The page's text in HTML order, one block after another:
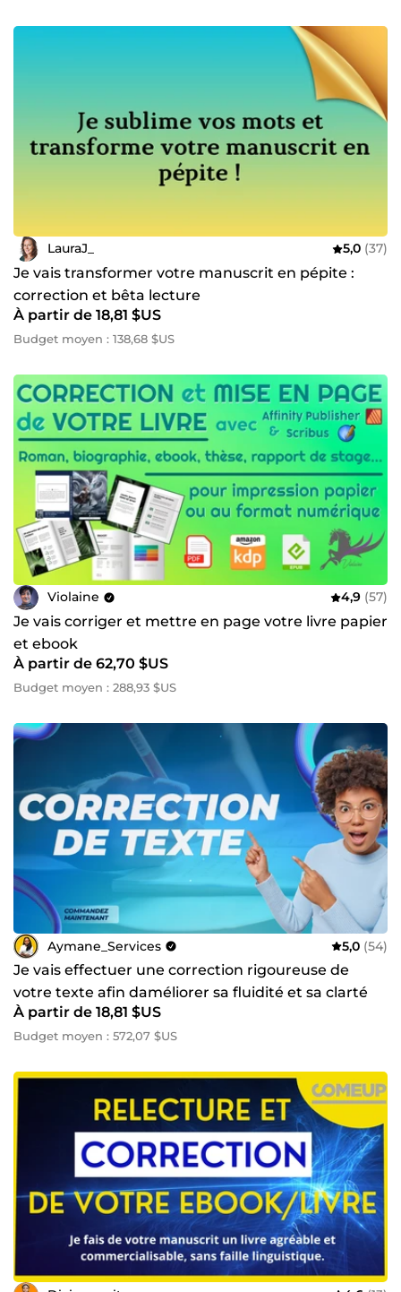
LauraJ_ 5,0 (37)
Je vais transformer votre manuscrit en pépite :
correction et bêta lecture
À partir de 18,81 $US
Budget moyen : 138,68 $US
Violaine 4,9 (57)
Je vais corriger et mettre en page votre livre papier
et ebook
À partir de 62,70 $US
Budget moyen : 288,93 $US
Aymane_Services 5,0 (54)
Je vais effectuer une correction rigoureuse de
votre texte afin daméliorer sa fluidité et sa clarté
À partir de 18,81 $US
Budget moyen : 572,07 $US